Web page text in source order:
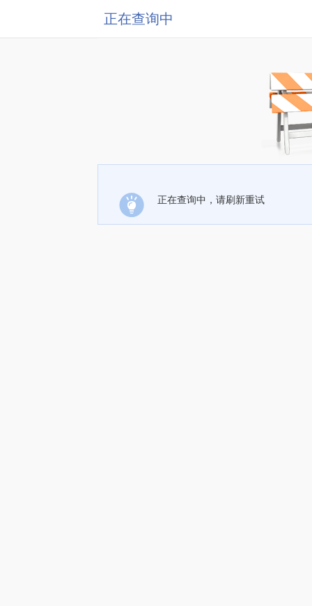
正在查询中
正在查询中，请刷新重试